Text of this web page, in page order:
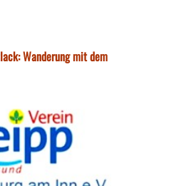
Wanderung mit dem